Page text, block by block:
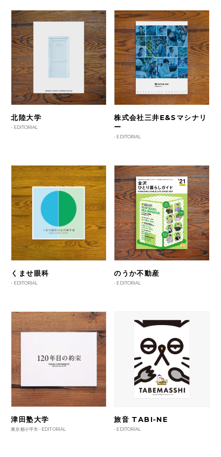
北陸大学
- EDITORIAL
株式会社三井E&Sマシナリ
ー
- EDITORIAL
くませ眼科
- EDITORIAL
のうか不動産
- EDITORIAL
津田塾大学
東京都小平市 - EDITORIAL
旅音 TABI-NE
- EDITORIAL